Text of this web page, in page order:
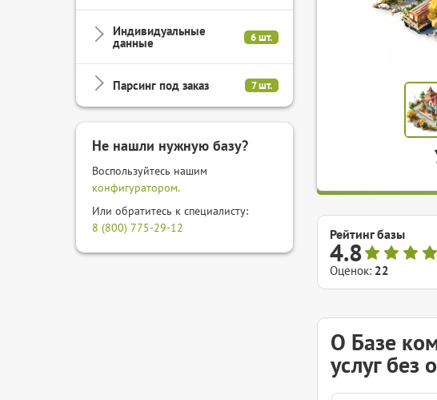
Индивидуальные
данные 6 шт.
Парсинг под заказ 7 шт.
Не нашли нужную базу?
Воспользуйтесь нашим
конфигуратором.
Или обратитесь к специалисту:
8 (800) 775-29-12
Рейтинг базы
4.8
Оценок: 22
О Базе
услуг без